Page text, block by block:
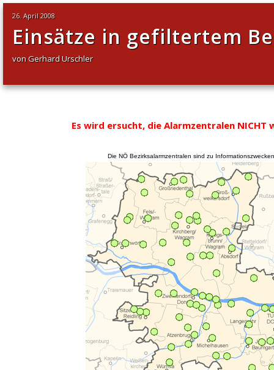
26. April 2008
Einsätze in gefiltertem
von Gerhard Urschler
Es wird ersucht, die Alarmzentralen